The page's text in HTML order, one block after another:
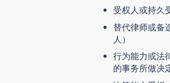
受权人或持久
替代律师或备
人）
行为能力或法
的事务所做决